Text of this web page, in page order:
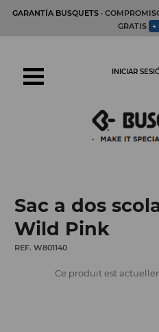
GARANTÍA BUSQUETS·
GRATIS +
INICIAR
Sac a dos
Wild Pink
REF. W801140
Ce produit est